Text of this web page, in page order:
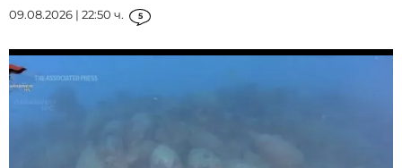
09.08.2026 | 22:50 ч. 5